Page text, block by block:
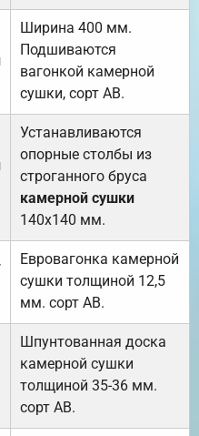
Ширина 400 мм.
Подшиваются
вагонкой камерной
сушки, сорт АВ.
Устанавливаются
опорные столбы из
строганного бруса
камерной сушки
140х140 мм.
Евровагонка камерной
сушки толщиной 12,5
мм. сорт АВ.
Шпунтованная доска
камерной сушки
толщиной 35-36 мм.
сорт АВ.